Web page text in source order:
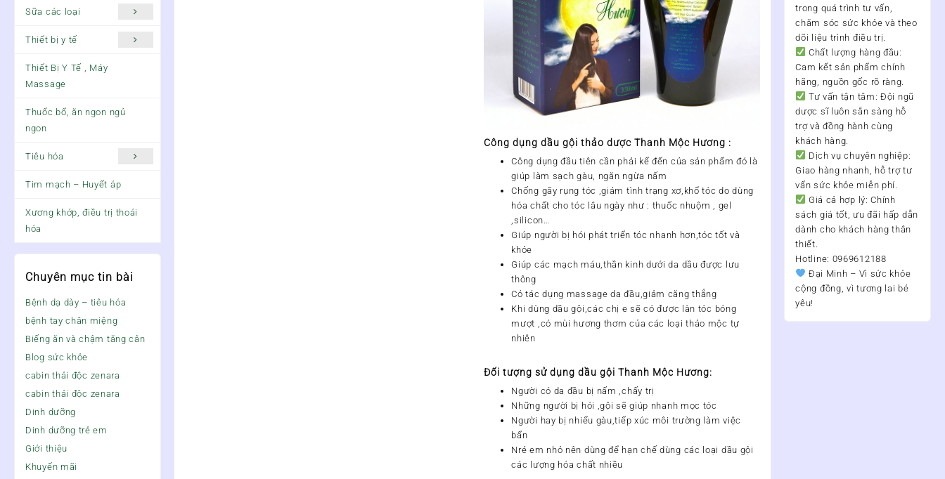
Sữa các loại
Thiết bị y tế
Thiết Bị Y Tế , Máy
Massage
Thuốc bổ, ăn ngon ngủ
ngon
Tiêu hóa
Tim mạch – Huyết áp
Xương khớp, điều trị thoái
hóa
Chuyên mục tin bài
Bệnh dạ dày – tiêu hóa
bệnh tay chân miệng
Biếng ăn và chậm tăng cân
Blog sức khỏe
cabin thải độc zenara
cabin thải độc zenara
Dinh dưỡng
Dinh dưỡng trẻ em
Giới thiệu
Khuyến mãi
Công dụng dầu gội thảo dược Thanh Mộc Hương :
Công dụng đầu tiên cần phải kể đến của sản phẩm đó là
giúp làm sạch gàu, ngăn ngừa nấm
Chống gãy rụng tóc ,giảm tình trạng xơ,khổ tóc do dùng
hóa chất cho tóc lâu ngày như : thuốc nhuộm , gel
,silicon…
Giúp người bị hói phát triển tóc nhanh hơn,tóc tốt và
khỏe
Giúp các mạch máu,thần kinh dưới da dầu được lưu
thông
Có tác dụng massage da đầu,giảm căng thẳng
Khi dùng dầu gội,các chị e sẽ có được làn tóc bóng
mượt ,có mùi hương thơm của các loại thảo mộc tự
nhiên
Đối tượng sử dụng dầu gội Thanh Mộc Hương:
Người có da đầu bị nấm ,chấy trị
Những người bị hói ,gội sẽ giúp nhanh mọc tóc
Người hay bị nhiểu gàu,tiếp xúc môi trường làm việc
bẩn
Nrẻ em nhỏ nên dùng để hạn chế dùng các loại dầu gội
các lượng hóa chất nhiều
trong quá trình tư vấn,
chăm sóc sức khỏe và theo
dõi liệu trình điều trị.
Chất lượng hàng đầu:
Cam kết sản phẩm chính
hãng, nguồn gốc rõ ràng.
Tư vấn tận tâm: Đội ngũ
dược sĩ luôn sẵn sàng hỗ
trợ và đồng hành cùng
khách hàng.
Dịch vụ chuyên nghiệp:
Giao hàng nhanh, hỗ trợ tư
vấn sức khỏe miễn phí.
Giá cả hợp lý: Chính
sách giá tốt, ưu đãi hấp dẫn
dành cho khách hàng thân
thiết.
Hotline: 0969612188
Đại Minh – Vì sức khỏe
cộng đồng, vì tương lai bé
yêu!